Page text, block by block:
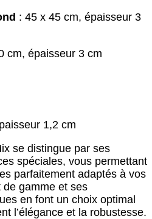
: 45 x 45 cm, épaisseur 3
cm, épaisseur 3 cm
1,2 cm
se distingue par ses
spéciales, vous permettant
parfaitement adaptés à vos
de gamme et ses
en font un choix optimal
l’élégance et la robustesse.